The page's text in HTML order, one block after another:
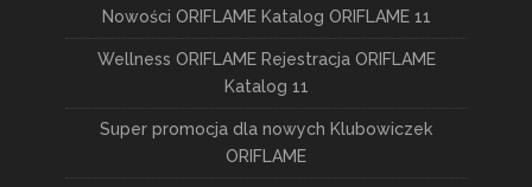
Nowości ORIFLAME Katalog ORIFLAME 11
Wellness ORIFLAME Rejestracja ORIFLAME
Katalog 11
Super promocja dla nowych Klubowiczek
ORIFLAME